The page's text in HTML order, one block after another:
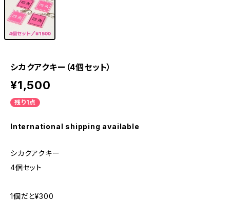
シカクアクキー（4個セット）
¥1,500
残り1点
International shipping available
シカクアクキー
4個セット
1個だと¥300